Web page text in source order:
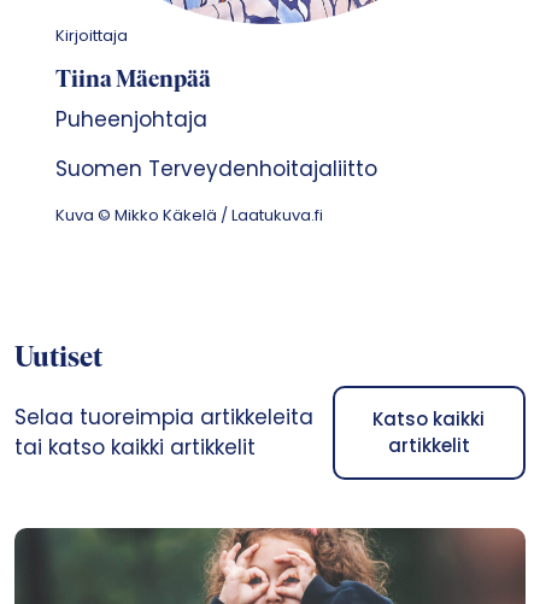
Kirjoittaja
Tiina Mäenpää
Puheenjohtaja
Suomen Terveydenhoitajaliitto
Kuva © Mikko Käkelä / Laatukuva.fi
Uutiset
Selaa tuoreimpia artikkeleita
tai katso kaikki artikkelit
Katso kaikki
artikkelit